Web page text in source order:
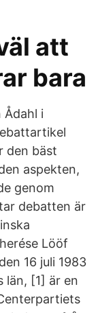
att
bara
Ådahl i
den bäst
aspekten,
genom
debatten är
Lööf
16 juli 1983
län, [1] är en